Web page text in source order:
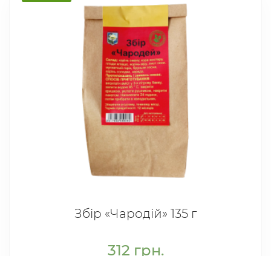
Збір «Чародій» 135 г
312 грн.